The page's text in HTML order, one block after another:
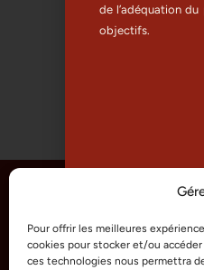
Pour offrir les meilleures
cookies pour stocker et/ou
ces technologies nous permettra
de souscription
InvestCore 2028
de l’adéquation
objectifs.